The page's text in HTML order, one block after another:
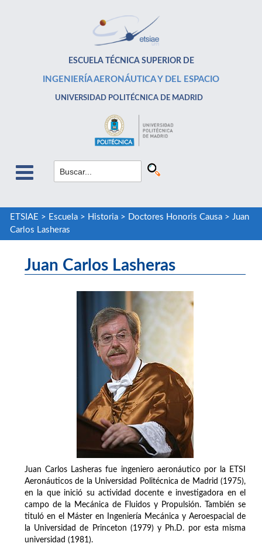
ESCUELA TÉCNICA SUPERIOR DE
INGENIERÍA AERONÁUTICA Y DEL ESPACIO
UNIVERSIDAD POLITÉCNICA DE MADRID
ETSIAE > Escuela> Historia> Doctores Honoris Causa> Juan
Carlos Lasheras
Juan Carlos Lasheras
Juan Carlos Lasheras fue ingeniero aeronáutico por la ETSI
Aeronáuticos de la Universidad Politécnica de Madrid (1975),
en la que inició su actividad docente e investigadora en el
campo de la Mecánica de Fluidos y Propulsión. También se
tituló en el Máster en Ingeniería Mecánica y Aeroespacial de
la Universidad de Princeton (1979) y Ph.D. por esta misma
universidad (1981).